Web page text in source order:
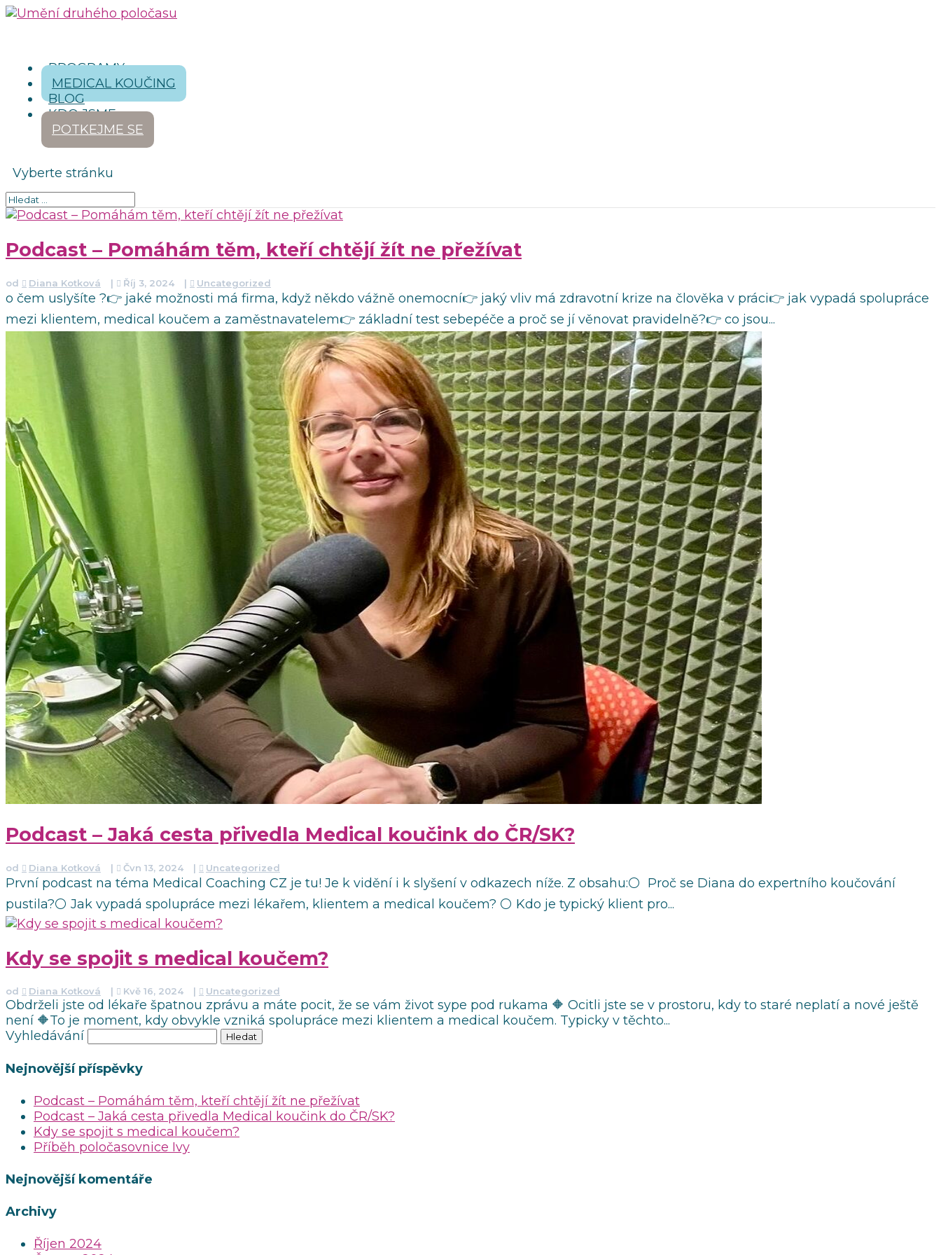
PROGRAMY
MEDICAL KOUČING
BLOG
KDO JSME
POTKEJME SE
Vyberte stránku
Podcast – Pomáhám těm, kteří chtějí žít ne přežívat
od Diana Kotková | Říj 3, 2024 | Uncategorized
o čem uslyšíte ?👉 jaké možnosti má firma, když někdo vážně onemocní👉 jaký vliv má zdravotní krize na člověka v práci👉 jak vypadá spolupráce
mezi klientem, medical koučem a zaměstnavatelem👉 základní test sebepéče a proč se jí věnovat pravidelně?👉 co jsou...
Podcast – Jaká cesta přivedla Medical koučink do ČR/SK?
od Diana Kotková | Čvn 13, 2024 | Uncategorized
První podcast na téma Medical Coaching CZ je tu! Je k vidění i k slyšení v odkazech níže. Z obsahu:⚪ Proč se Diana do expertního koučování
pustila?⚪ Jak vypadá spolupráce mezi lékařem, klientem a medical koučem? ⚪ Kdo je typický klient pro...
Kdy se spojit s medical koučem?
od Diana Kotková | Kvě 16, 2024 | Uncategorized
Obdrželi jste od lékaře špatnou zprávu a máte pocit, že se vám život sype pod rukama 🔶 Ocitli jste se v prostoru, kdy to staré neplatí a nové ještě
není 🔶To je moment, kdy obvykle vzniká spolupráce mezi klientem a medical koučem. Typicky v těchto...
Vyhledávání
Nejnovější příspěvky
Podcast – Pomáhám těm, kteří chtějí žít ne přežívat
Podcast – Jaká cesta přivedla Medical koučink do ČR/SK?
Kdy se spojit s medical koučem?
Příběh poločasovnice Ivy
Nejnovější komentáře
Archivy
Říjen 2024